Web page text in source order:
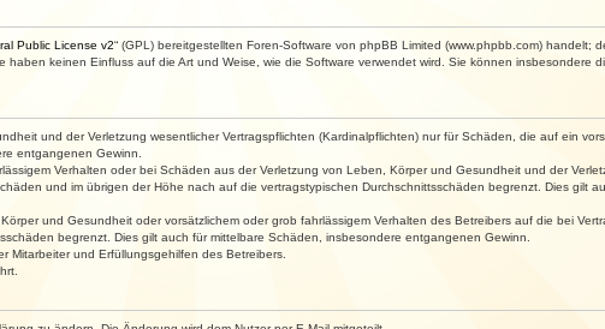
Public License v2“ (GPL) bereitgestellten Foren-Software von phpBB Limited (www.phpbb.com) handelt;
keinen Einfluss auf die Art und Weise, wie die Software verwendet wird. Sie können insbesondere
und der Verletzung wesentlicher Vertragspflichten (Kardinalpflichten) nur für Schäden, die auf ein
entgangenen Gewinn.
Verhalten oder bei Schäden aus der Verletzung von Leben, Körper und Gesundheit und der
und im übrigen der Höhe nach auf die vertragstypischen Durchschnittsschäden begrenzt. Dies gilt
und Gesundheit oder vorsätzlichem oder grob fahrlässigem Verhalten des Betreibers auf die bei
begrenzt. Dies gilt auch für mittelbare Schäden, insbesondere entgangenen Gewinn.
Mitarbeiter und Erfüllungsgehilfen des Betreibers.